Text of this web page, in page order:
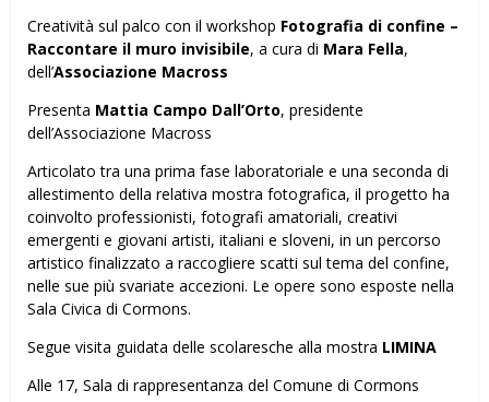
Creatività sul palco con il workshop Fotografia di confine –
Raccontare il muro invisibile, a cura di Mara Fella,
dell’Associazione Macross
Presenta Mattia Campo Dall’Orto, presidente
dell’Associazione Macross
Articolato tra una prima fase laboratoriale e una seconda di
allestimento della relativa mostra fotografica, il progetto ha
coinvolto professionisti, fotografi amatoriali, creativi
emergenti e giovani artisti, italiani e sloveni, in un percorso
artistico finalizzato a raccogliere scatti sul tema del confine,
nelle sue più svariate accezioni. Le opere sono esposte nella
Sala Civica di Cormons.
Segue visita guidata delle scolaresche alla mostra LIMINA
Alle 17, Sala di rappresentanza del Comune di Cormons